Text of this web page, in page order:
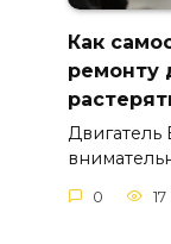
Как
ремонту
Двигатель
0 17